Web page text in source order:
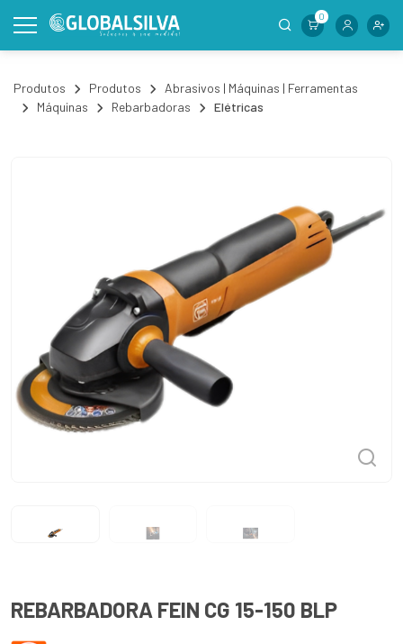
0
Produtos Produtos
Abrasivos | Máquinas | Ferramentas
Máquinas
Rebarbadoras Elétricas
REBARBADORA FEIN CG 15-150 BLP